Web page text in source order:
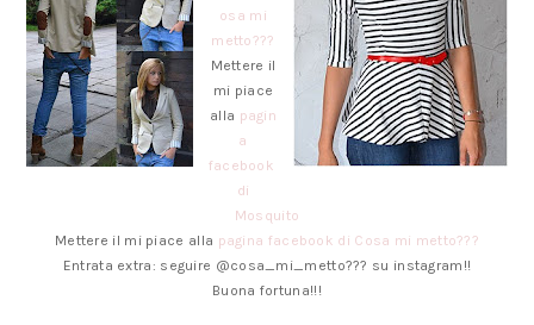
osa mi
metto???
Mettere il
mi piace
alla pagin
a
facebook
di
Mosquito
Mettere il mi piace alla pagina facebook di Cosa mi metto???
Entrata extra: seguire @cosa_mi_metto??? su instagram!!
Buona fortuna!!!